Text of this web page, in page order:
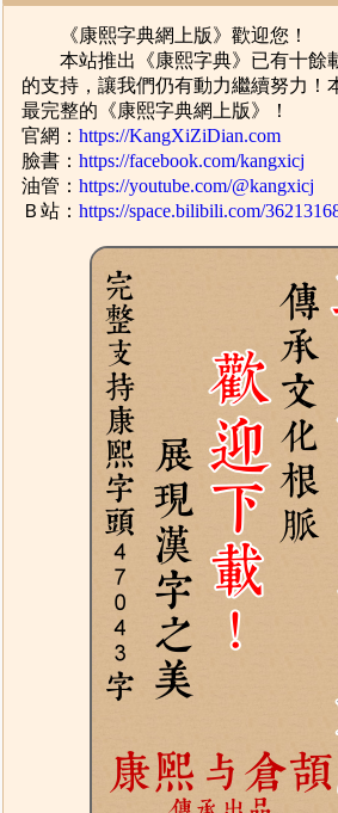
《康熙字典網上版》歡迎您！
本站推出《康熙字典》已有十餘
的支持，讓我們仍有動力繼續努力！
最完整的《康熙字典網上版》！
官網：https://KangXiZiDian.com
臉書：https://facebook.com/kangxicj
油管：https://youtube.com/@kangxicj
Ｂ站：https://space.bilibili.com/